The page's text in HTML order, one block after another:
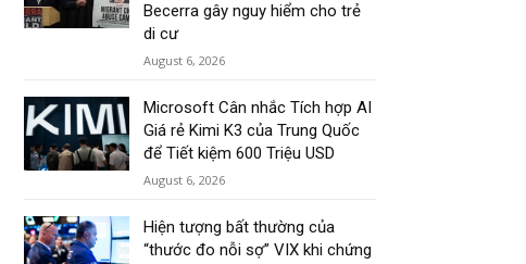
Becerra gây nguy hiểm cho trẻ
di cư
August 6, 2026
Microsoft Cân nhắc Tích hợp AI
Giá rẻ Kimi K3 của Trung Quốc
để Tiết kiệm 600 Triệu USD
August 6, 2026
Hiện tượng bất thường của
“thước đo nỗi sợ” VIX khi chứng